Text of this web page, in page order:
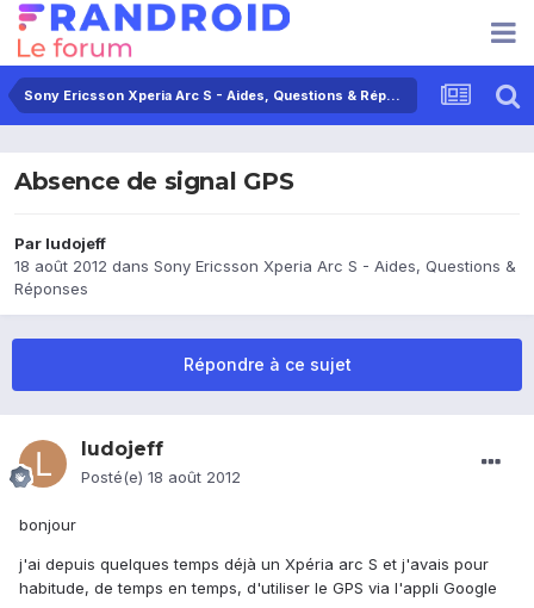
Sony Ericsson Xperia Arc S - Aides, Questions & Réponses
Absence de signal GPS
Par ludojeff
18 août 2012 dans Sony Ericsson Xperia Arc S - Aides, Questions &
Réponses
Répondre à ce sujet
ludojeff
Posté(e) 18 août 2012
bonjour
j'ai depuis quelques temps déjà un Xpéria arc S et j'avais pour
habitude, de temps en temps, d'utiliser le GPS via l'appli Google